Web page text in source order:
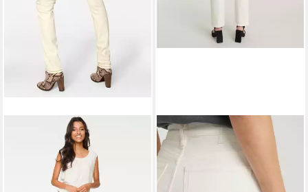
Bequeme Jeans
Skinny-Jeans leicht vertieft
G-STARHigh-waist-Jeans
Viktoria High Straight
ab 57,24 €
129,95 €
-56%